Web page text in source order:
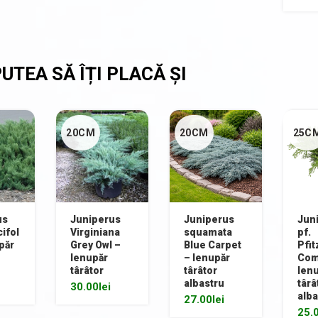
20CM
Juniperus
Virginiana
Grey Owl –
Ienupăr
târâtor
30.00lei
20CM
Juniperus
squamata
Blue Carpet
– Ienupăr
târâtor
albastru
27.00lei
pf.